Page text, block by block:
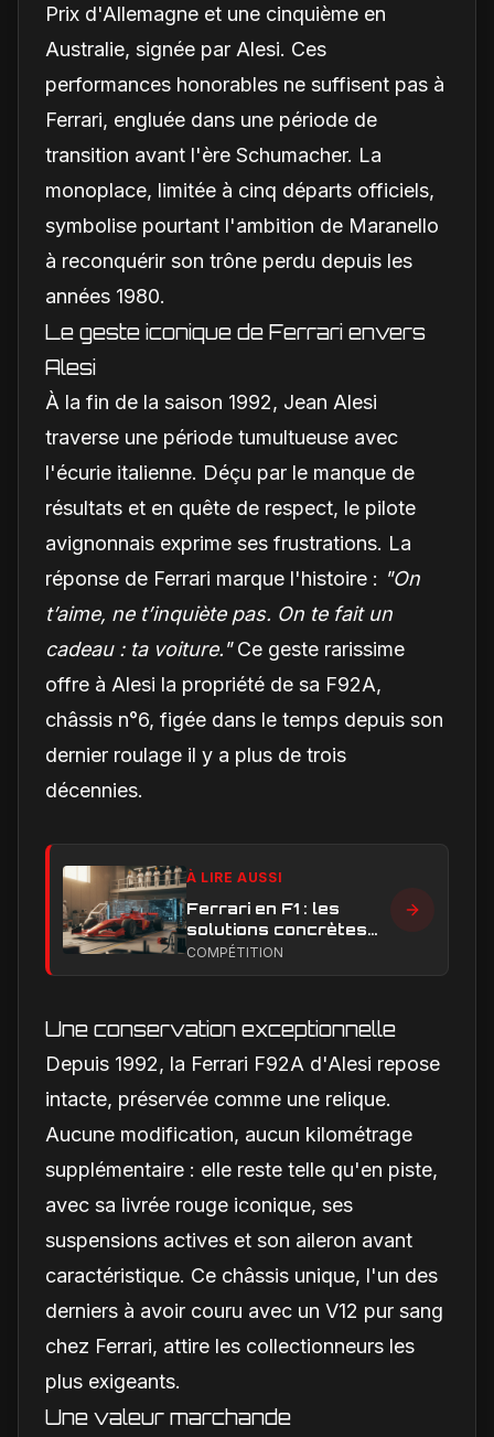
Prix d'Allemagne et une cinquième en
Australie, signée par Alesi. Ces
performances honorables ne suffisent pas à
Ferrari, engluée dans une période de
transition avant l'ère Schumacher. La
monoplace, limitée à cinq départs officiels,
symbolise pourtant l'ambition de Maranello
à reconquérir son trône perdu depuis les
années 1980.
Le geste iconique de Ferrari envers
Alesi
À la fin de la saison 1992, Jean Alesi
traverse une période tumultueuse avec
l'écurie italienne. Déçu par le manque de
résultats et en quête de respect, le pilote
avignonnais exprime ses frustrations. La
réponse de Ferrari marque l'histoire : "On
t’aime, ne t’inquiète pas. On te fait un
cadeau : ta voiture."Ce geste rarissime
offre à Alesi la propriété de sa F92A,
châssis n°6, figée dans le temps depuis son
dernier roulage il y a plus de trois
décennies.
À LIRE AUSSI
Ferrari en F1 : les
solutions concrètes
pour combler son
COMPÉTITION
Une conservation exceptionnelle
Depuis 1992, la Ferrari F92A d'Alesi repose
intacte, préservée comme une relique.
Aucune modification, aucun kilométrage
supplémentaire : elle reste telle qu'en piste,
avec sa livrée rouge iconique, ses
suspensions actives et son aileron avant
caractéristique. Ce châssis unique, l'un des
derniers à avoir couru avec un V12 pur sang
chez Ferrari, attire les collectionneurs les
plus exigeants.
Une valeur marchande